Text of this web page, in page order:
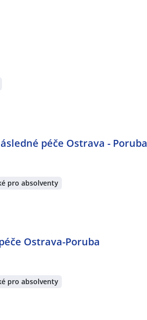
péče Ostrava - Poruba
pro absolventy
Ostrava-Poruba
pro absolventy